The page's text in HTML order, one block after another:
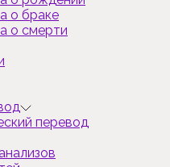
о браке
о смерти
перевод